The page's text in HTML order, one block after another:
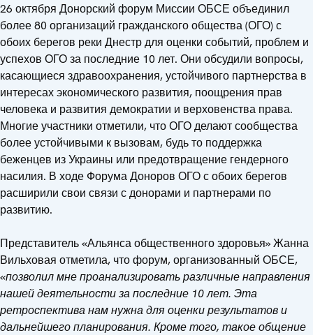
26 октября Донорский форум Миссии ОБСЕ объединил
более 80 организаций гражданского общества (ОГО) с
обоих берегов реки Днестр для оценки событий, проблем и
успехов ОГО за последние 10 лет. Они обсудили вопросы,
касающиеся здравоохранения, устойчивого партнерства в
интересах экономического развития, поощрения прав
человека и развития демократии и верховенства права.
Многие участники отметили, что ОГО делают сообщества
более устойчивыми к вызовам, будь то поддержка
беженцев из Украины или предотвращение гендерного
насилия. В ходе Форума Доноров ОГО с обоих берегов
расширили свои связи с донорами и партнерами по
развитию.
Представитель «Альянса общественного здоровья» Жанна
Вильховая отметила, что форум, организованный ОБСЕ,
«позволил мне проанализировать различные направления
нашей деятельности за последние 10 лет. Эта
ретроспектива нам нужна для оценки результатов и
дальнейшего планирования. Кроме того, такое общение